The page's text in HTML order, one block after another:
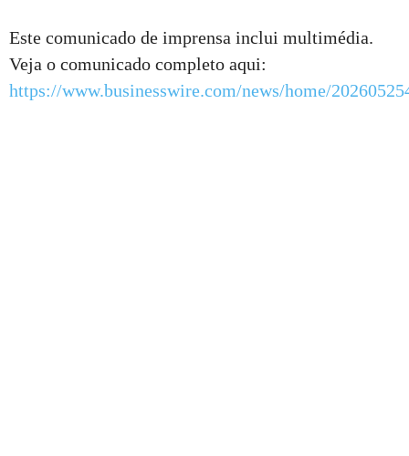
Este comunicado de imprensa inclui multimédia.
Veja o comunicado completo aqui:
https://www.businesswire.com/news/home/